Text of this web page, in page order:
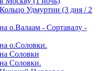
Удмуртии (3 дня / 2
о.Валаам - Сортавалу -
о.Соловки.
Соловки
Соловки.